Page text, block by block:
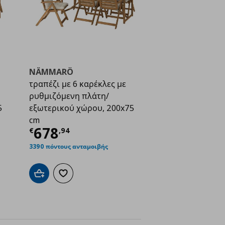
€ 458,96
NÄMMARÖ
τραπέζι με 6 καρέκλες με
ρυθμιζόμενη πλάτη/
εξωτερικού χώρου, 200x75
cm
€678,94
Τρέχουσα τιμή
3390 πόντους ανταμοιβής
Προσθήκη στο καλάθι
Προσθήκη στα αγαπημένα